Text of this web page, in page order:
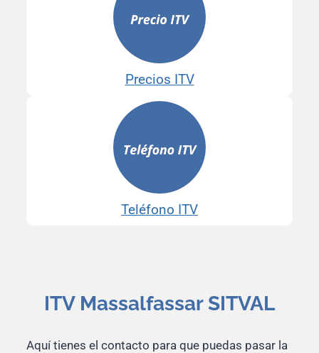
Precios ITV
Teléfono ITV
ITV Massalfassar SITVAL
Aquí tienes el contacto para que puedas pasar la